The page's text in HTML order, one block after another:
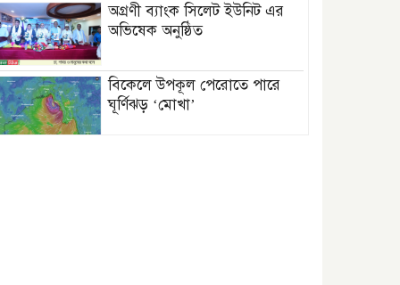
অগ্রণী ব্যাংক সিলেট ইউনিট এর
অভিষেক অনুষ্ঠিত
বিকেলে উপকূল পেরোতে পারে
ঘূর্ণিঝড় ‘মোখা’